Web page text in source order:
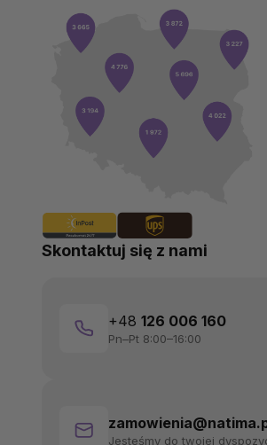
Skontaktuj się z nami
+48 126 006 160
Pn–Pt 8:00–16:00
Jesteśmy do twojej